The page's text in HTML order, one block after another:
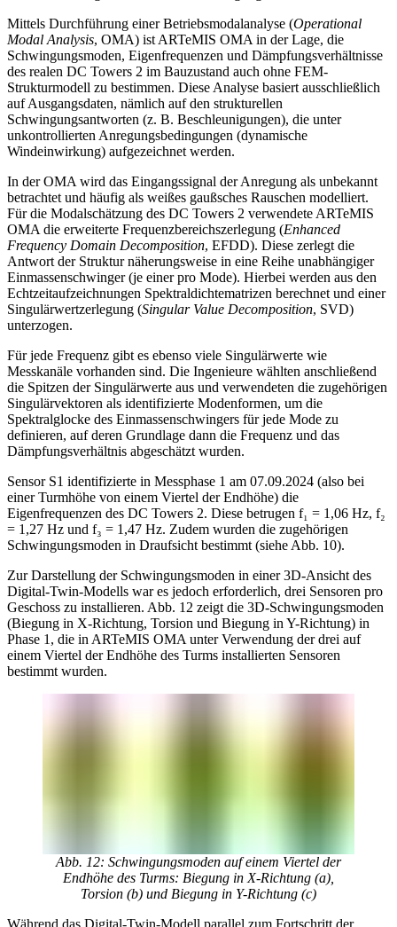
Mittels Durchführung einer Betriebsmodalanalyse (Operational
Modal Analysis, OMA) ist ARTeMIS OMA in der Lage, die
Schwingungsmoden, Eigenfrequenzen und Dämpfungsverhältnisse
des realen DC Towers 2 im Bauzustand auch ohne FEM-
Strukturmodell zu bestimmen. Diese Analyse basiert ausschließlich
auf Ausgangsdaten, nämlich auf den strukturellen
Schwingungsantworten (z. B. Beschleunigungen), die unter
unkontrollierten Anregungsbedingungen (dynamische
Windeinwirkung) aufgezeichnet werden.
In der OMA wird das Eingangssignal der Anregung als unbekannt
betrachtet und häufig als weißes gaußsches Rauschen modelliert.
Für die Modalschätzung des DC Towers 2 verwendete ARTeMIS
OMA die erweiterte Frequenzbereichszerlegung (Enhanced
Frequency Domain Decomposition, EFDD). Diese zerlegt die
Antwort der Struktur näherungsweise in eine Reihe unabhängiger
Einmassenschwinger (je einer pro Mode). Hierbei werden aus den
Echtzeitaufzeichnungen Spektraldichtematrizen berechnet und einer
Singulärwertzerlegung (Singular Value Decomposition, SVD)
unterzogen.
Für jede Frequenz gibt es ebenso viele Singulärwerte wie
Messkanäle vorhanden sind. Die Ingenieure wählten anschließend
die Spitzen der Singulärwerte aus und verwendeten die zugehörigen
Singulärvektoren als identifizierte Modenformen, um die
Spektralglocke des Einmassenschwingers für jede Mode zu
definieren, auf deren Grundlage dann die Frequenz und das
Dämpfungsverhältnis abgeschätzt wurden.
Sensor S1 identifizierte in Messphase 1 am 07.09.2024 (also bei
einer Turmhöhe von einem Viertel der Endhöhe) die
Eigenfrequenzen des DC Towers 2. Diese betrugen f₁ = 1,06 Hz, f₂
= 1,27 Hz und f₃ = 1,47 Hz. Zudem wurden die zugehörigen
Schwingungsmoden in Draufsicht bestimmt (siehe Abb. 10).
Zur Darstellung der Schwingungsmoden in einer 3D-Ansicht des
Digital-Twin-Modells war es jedoch erforderlich, drei Sensoren pro
Geschoss zu installieren. Abb. 12 zeigt die 3D-Schwingungsmoden
(Biegung in X-Richtung, Torsion und Biegung in Y-Richtung) in
Phase 1, die in ARTeMIS OMA unter Verwendung der drei auf
einem Viertel der Endhöhe des Turms installierten Sensoren
bestimmt wurden.
Abb. 12: Schwingungsmoden auf einem Viertel der
Endhöhe des Turms: Biegung in X-Richtung (a),
Torsion (b) und Biegung in Y-Richtung (c)
Während das Digital-Twin-Modell parallel zum Fortschritt der